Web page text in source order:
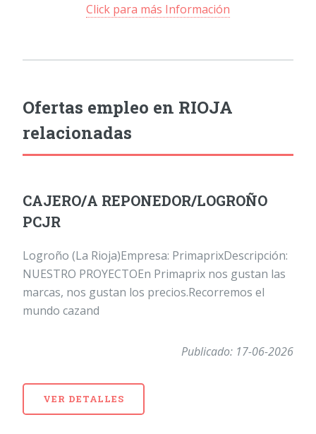
Click para más Información
Ofertas empleo en RIOJA
relacionadas
CAJERO/A REPONEDOR/LOGROÑO
PCJR
Logroño (La Rioja)Empresa: PrimaprixDescripción:
NUESTRO PROYECTOEn Primaprix nos gustan las
marcas, nos gustan los precios.Recorremos el
mundo cazand
Publicado: 17-06-2026
VER DETALLES